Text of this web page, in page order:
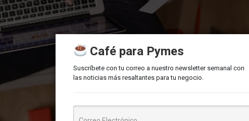
Café para Pymes
Suscríbete con tu correo a nuestro newsletter semanal con
las noticias más resaltantes para tu negocio.